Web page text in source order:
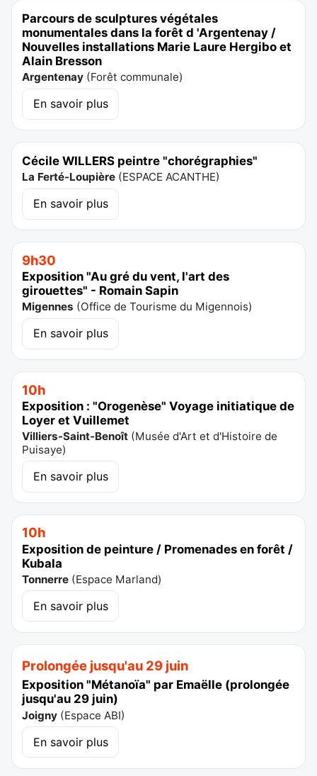
Parcours de sculptures végétales
monumentales dans la forêt d 'Argentenay /
Nouvelles installations Marie Laure Hergibo et
Alain Bresson
Argentenay (Forêt communale)
En savoir plus
Cécile WILLERS peintre "chorégraphies"
La Ferté-Loupière (ESPACE ACANTHE)
En savoir plus
9h30
Exposition "Au gré du vent, l'art des
girouettes" - Romain Sapin
Migennes (Office de Tourisme du Migennois)
En savoir plus
10h
Exposition : "Orogenèse" Voyage initiatique de
Loyer et Vuillemet
Villiers-Saint-Benoît (Musée d'Art et d'Histoire de
Puisaye)
En savoir plus
10h
Exposition de peinture / Promenades en forêt /
Kubala
Tonnerre (Espace Marland)
En savoir plus
Prolongée jusqu'au 29 juin
Exposition "Métanoïa" par Emaëlle (prolongée
jusqu'au 29 juin)
Joigny (Espace ABI)
En savoir plus